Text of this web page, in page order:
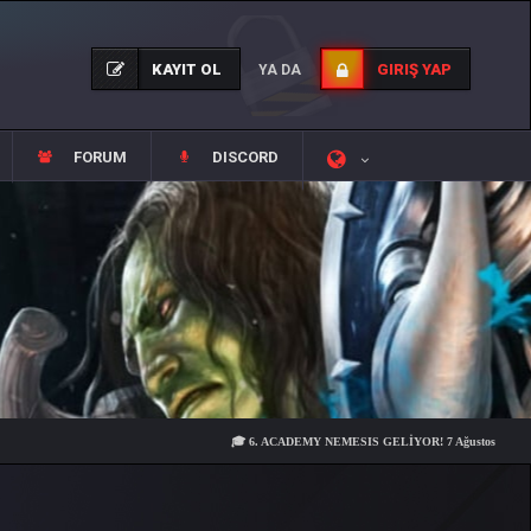
KAYIT OL YA DA GIRIŞ YAP
FORUM DISCORD
🎓 6. ACADEMY NEMESIS GELİYOR! 7 Ağustos Cuma